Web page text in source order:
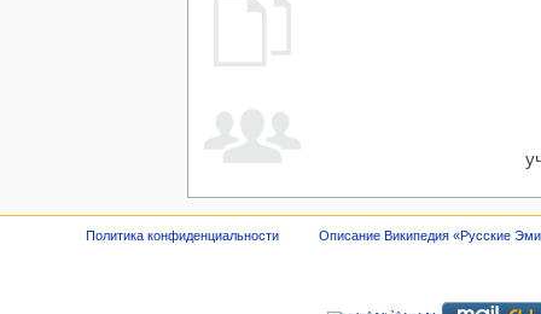
Политика конфиденциальности Описание Википедия «Русские